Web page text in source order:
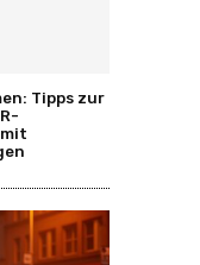
Tipps zur